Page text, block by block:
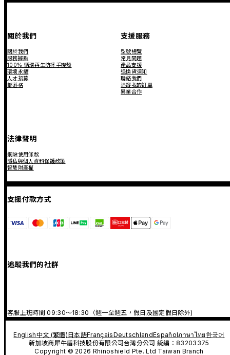
關於我們
關於我們
服務據點
100% 循環再生防摔手機殼
環境永續
人才招募
部落格
支援服務
型號總覽
常見問題
產品支援
退換貨須知
聯絡我們
追蹤我的訂單
異業合作
法律聲明
網站使用條款
隱私與個人資料保護政策
智慧財產權
支援付款方式
追蹤我們的社群
客服上班時間 09:30～18:30（週一至週五，假日及國定假日除外)
English中文 (繁體)日本語FrançaisDeutschlandEspañolภาษาไทย 한국어
新加坡商犀牛盾科技股份有限公司台灣分公司 統編：83203375
Copyright © 2026 Rhinoshield Pte. Ltd Taiwan Branch